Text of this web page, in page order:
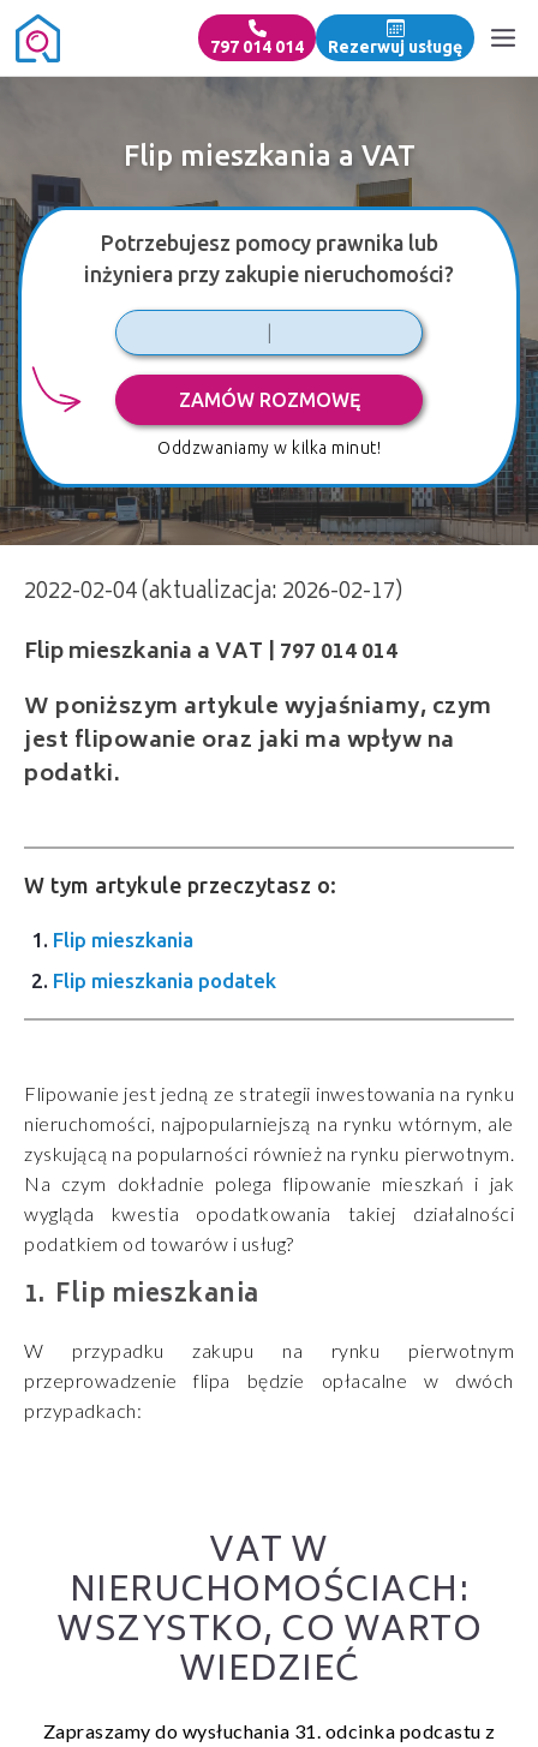
797 014 014 Rezerwuj usługę
Flip mieszkania a VAT
Potrzebujesz pomocy prawnika lub
inżyniera przy zakupie nieruchomości?
ZAMÓW ROZMOWĘ
Oddzwaniamy w kilka minut!
2022-02-04 (aktualizacja: 2026-02-17)
Flip mieszkania a VAT | 797 014 014
W poniższym artykule wyjaśniamy, czym
jest flipowanie oraz jaki ma wpływ na
podatki.
W tym artykule przeczytasz o:
Flip mieszkania
Flip mieszkania podatek
Flipowanie jest jedną ze strategii inwestowania na rynku
nieruchomości, najpopularniejszą na rynku wtórnym, ale
zyskującą na popularności również na rynku pierwotnym.
Na czym dokładnie polega flipowanie mieszkań i jak
wygląda kwestia opodatkowania takiej działalności
podatkiem od towarów i usług?
Flip mieszkania
W przypadku zakupu na rynku pierwotnym
przeprowadzenie flipa będzie opłacalne w dwóch
przypadkach:
VAT W
NIERUCHOMOŚCIACH:
WSZYSTKO, CO WARTO
WIEDZIEĆ
Zapraszamy do wysłuchania 31. odcinka podcastu z